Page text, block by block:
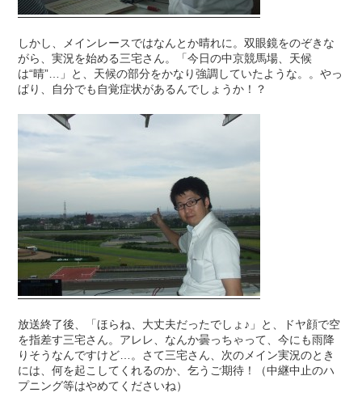
しかし、メインレースではなんとか晴れに。双眼鏡をのぞきな
がら、実況を始める三宅さん。「今日の中京競馬場、天候
は“晴”…」と、天候の部分をかなり強調していたような。。やっ
ぱり、自分でも自覚症状があるんでしょうか！？
放送終了後、「ほらね、大丈夫だったでしょ♪」と、ドヤ顔で空
を指差す三宅さん。アレレ、なんか曇っちゃって、今にも雨降
りそうなんですけど…。さて三宅さん、次のメイン実況のとき
には、何を起こしてくれるのか、乞うご期待！（中継中止のハ
プニング等はやめてくださいね）